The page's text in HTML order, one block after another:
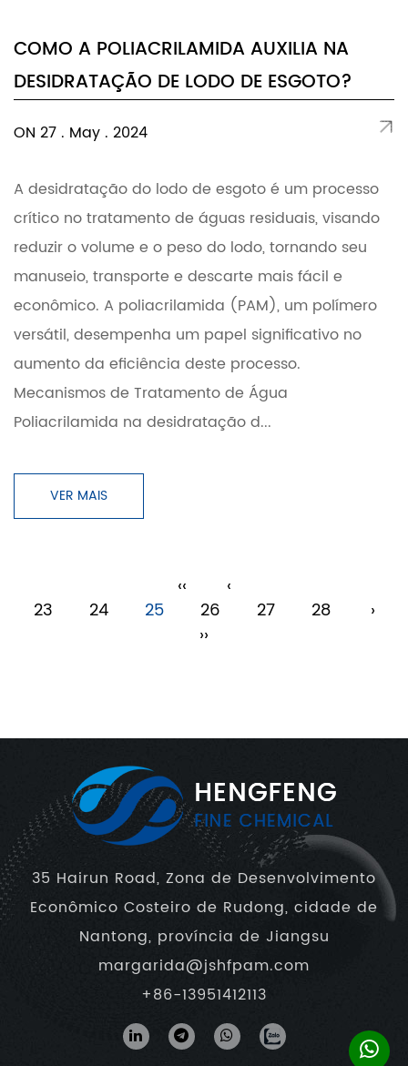
COMO A POLIACRILAMIDA AUXILIA NA
DESIDRATAÇÃO DE LODO DE ESGOTO?
ON 27 . May . 2024
A desidratação do lodo de esgoto é um processo
crítico no tratamento de águas residuais, visando
reduzir o volume e o peso do lodo, tornando seu
manuseio, transporte e descarte mais fácil e
econômico. A poliacrilamida (PAM), um polímero
versátil, desempenha um papel significativo no
aumento da eficiência deste processo.
Mecanismos de Tratamento de Água
Poliacrilamida na desidratação d...
VER MAIS
‹‹
‹
23
24 25 26 27 28
›
››
35 Hairun Road, Zona de Desenvolvimento
Econômico Costeiro de Rudong, cidade de
Nantong, província de Jiangsu
margarida@jshfpam.com
+86-13951412113